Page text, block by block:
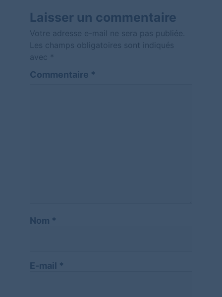
Laisser un commentaire
Votre adresse e-mail ne sera pas publiée.
Les champs obligatoires sont indiqués
avec *
Commentaire *
Nom *
E-mail *